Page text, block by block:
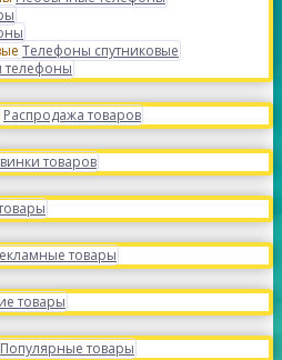
Телефоны спутниковые
телефоны
Распродажа товаров
товаров
товары
товары
Популярные товары